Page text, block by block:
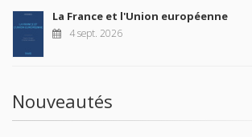
La France et l'Union européenne
4 sept. 2026
Nouveautés